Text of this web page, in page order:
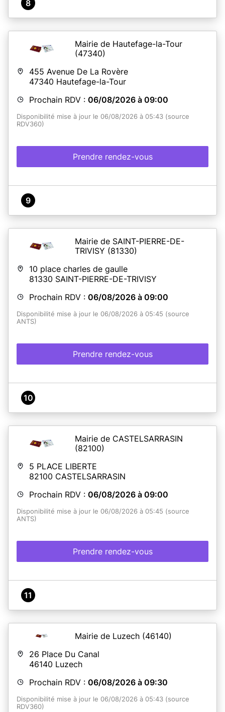
8
Mairie de Hautefage-la-Tour
(47340)
455 Avenue De La Rovère
47340 Hautefage-la-Tour
Prochain RDV : 06/08/2026 à 09:00
Disponibilité mise à jour le 06/08/2026 à 05:43 (source
RDV360)
Prendre rendez-vous
9
Mairie de SAINT-PIERRE-DE-
TRIVISY (81330)
10 place charles de gaulle
81330 SAINT-PIERRE-DE-TRIVISY
Prochain RDV : 06/08/2026 à 09:00
Disponibilité mise à jour le 06/08/2026 à 05:45 (source
ANTS)
Prendre rendez-vous
10
Mairie de CASTELSARRASIN
(82100)
5 PLACE LIBERTE
82100 CASTELSARRASIN
Prochain RDV : 06/08/2026 à 09:00
Disponibilité mise à jour le 06/08/2026 à 05:45 (source
ANTS)
Prendre rendez-vous
11
Mairie de Luzech (46140)
26 Place Du Canal
46140 Luzech
Prochain RDV : 06/08/2026 à 09:30
Disponibilité mise à jour le 06/08/2026 à 05:43 (source
RDV360)